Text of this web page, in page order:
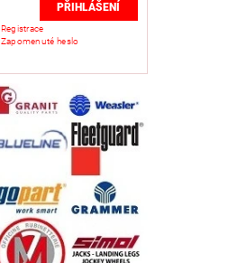
Registrace
Zapomenuté heslo